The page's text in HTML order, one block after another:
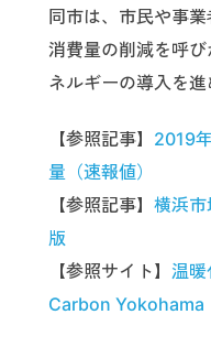
同市は、市民や事
消費量の削減を呼
ネルギーの導入を進
【参照記事】 2019
量（速報値）
【参照記事】 横浜
版
【参照サイト】 温
Carbon Yokohama